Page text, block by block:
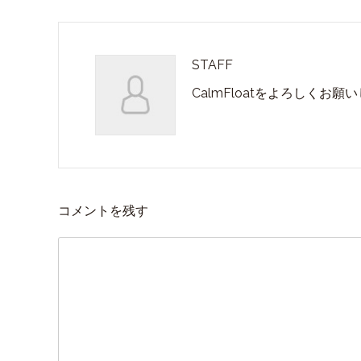
STAFF
CalmFloatをよろしくお願い
コメントを残す